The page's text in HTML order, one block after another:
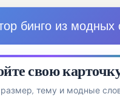
бинго из модных
свою
тему и модные